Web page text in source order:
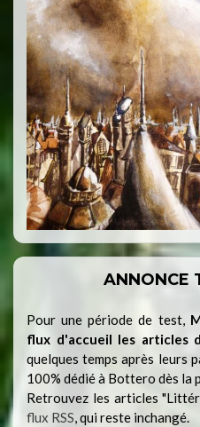
ANNONCE
Pour une période de test,
flux d'accueil les articles
quelques temps après leurs
100% dédié à Bottero dès la
Retrouvez les articles
flux RSS, qui reste inchangé.